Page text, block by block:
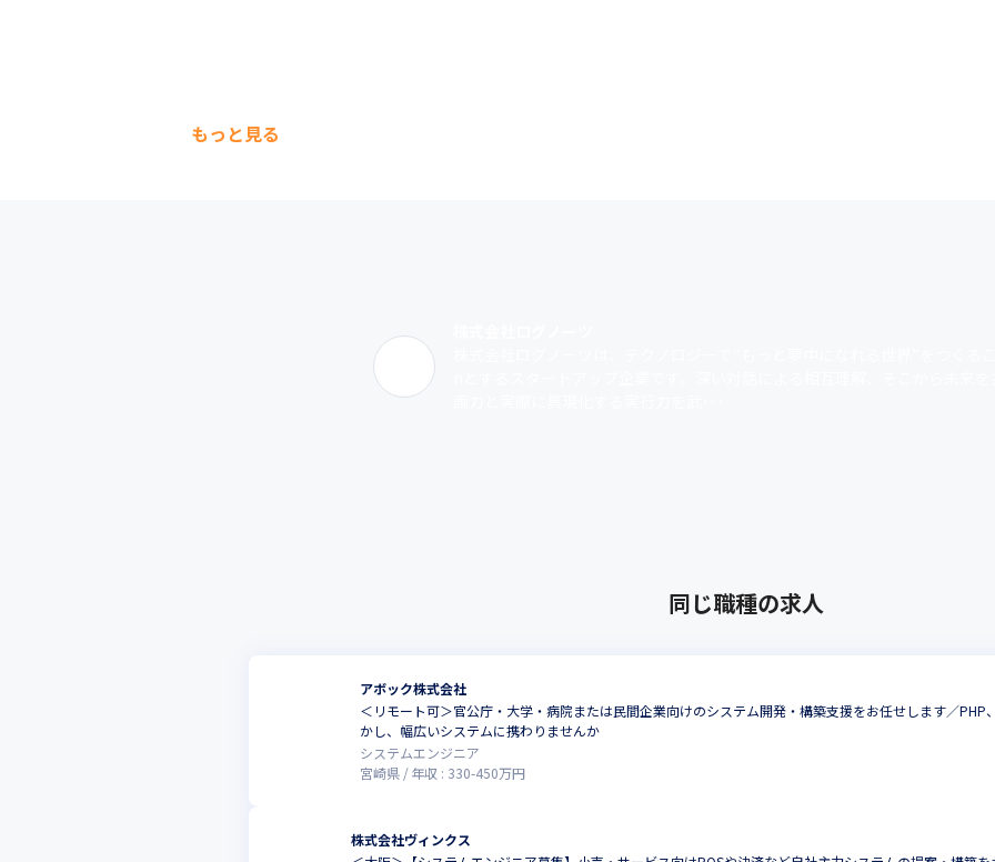
もっと見る
同じ職種の求人
アボック株式会社
＜リモート可＞官公庁・大学・病院または民間企業向けのシステム開発・構築支援をお任せします／
かし、幅広いシステムに携わりませんか
システムエンジニア
宮崎県
年収 : 330-450万円
株式会社ヴィンクス